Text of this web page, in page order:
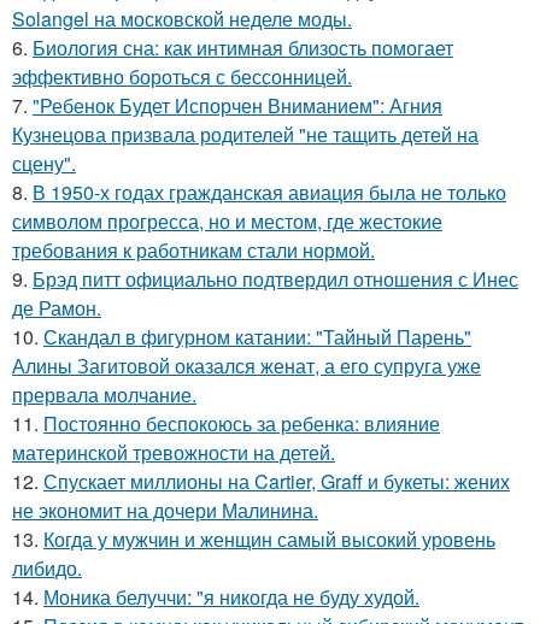
Solangel на московской неделе моды.
6. Биология сна: как интимная близость помогает
эффективно бороться с бессонницей.
7. "Ребенок Будет Испорчен Вниманием": Агния
Кузнецова призвала родителей "не тащить детей на
сцену".
8. В 1950-х годах гражданская авиация была не только
символом прогресса, но и местом, где жестокие
требования к работникам стали нормой.
9. Брэд питт официально подтвердил отношения с Инес
де Рамон.
10. Скандал в фигурном катании: "Тайный Парень"
Алины Загитовой оказался женат, а его супруга уже
прервала молчание.
11. Постоянно беспокоюсь за ребенка: влияние
материнской тревожности на детей.
12. Спускает миллионы на Cartier, Graff и букеты: жених
не экономит на дочери Малинина.
13. Когда у мужчин и женщин самый высокий уровень
либидо.
14. Моника белуччи: "я никогда не буду худой.